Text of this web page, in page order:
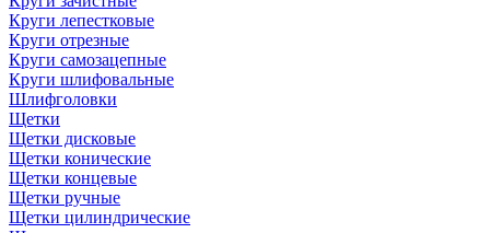
Круги лепестковые
Круги отрезные
Круги самозацепные
Круги шлифовальные
Шлифголовки
Щетки
Щетки дисковые
Щетки конические
Щетки концевые
Щетки ручные
Щетки цилиндрические